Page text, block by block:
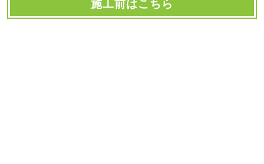
施工前はこちら